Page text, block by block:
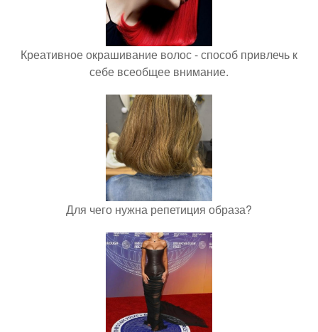
Креативное окрашивание волос - способ привлечь к
себе всеобщее внимание.
Для чего нужна репетиция образа?